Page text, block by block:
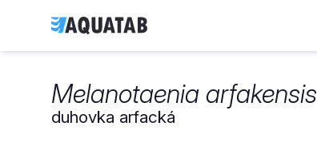
Melanotaenia arfakensis
duhovka arfacká